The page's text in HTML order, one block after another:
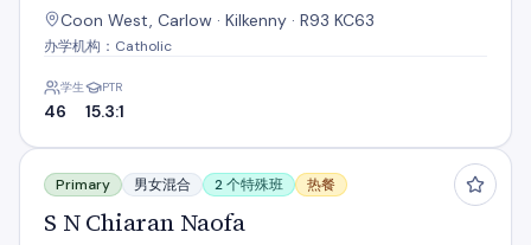
Coon West, Carlow · Kilkenny · R93 KC63
办学机构：Catholic
学生
46
PTR
15.3:1
S N Chiaran Naofa
Primary 男女混合 2 个特殊班 热餐
S N Chiaran Naofa